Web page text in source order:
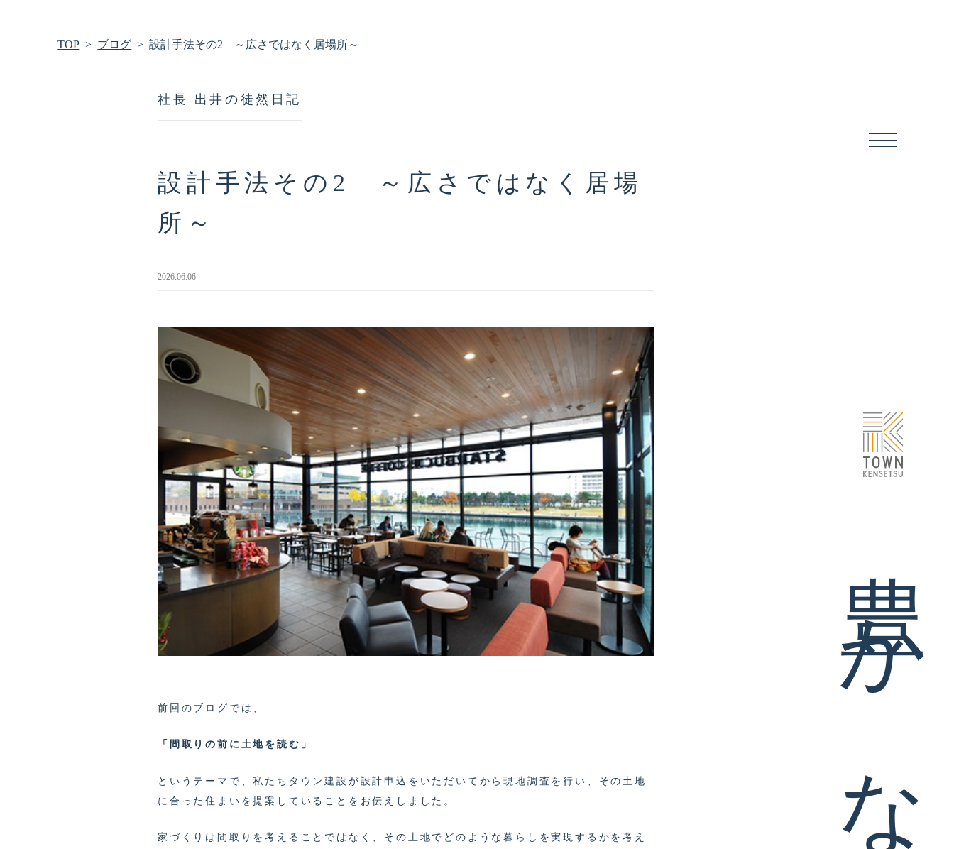
VOICE
お問い合わせ プライバシー
ポリシー
TOP ブログ 設計手法その2 ～広さではなく居場所～
社長 出井の徒然日記
設計手法その2 ～広さではなく居場
所～
2026.06.06
前回のブログでは、
「間取りの前に土地を読む」
というテーマで、私たちタウン建設が設計申込をいただいてから現地調査を行い、その土地
に合った住まいを提案していることをお伝えしました。
家づくりは間取りを考えることではなく、その土地でどのような暮らしを実現するかを考え